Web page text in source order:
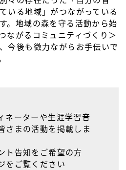
いる地域」がつながっている
。地域の森を守る活動から始
ながるコミュニティづくり＞
今後も微力ながらお手伝いで
ネーターや生涯学習音
さまの活動を掲載しま
ト告知をご希望の方
をご覧ください